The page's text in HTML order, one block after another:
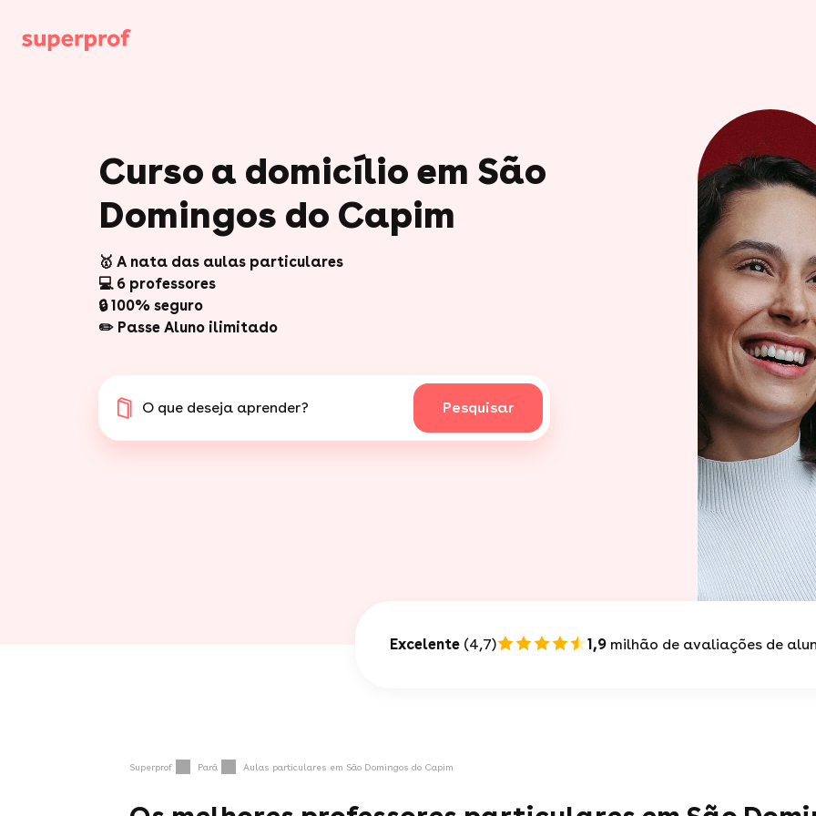
Curso a domicílio em São
Domingos do Capim
🥇 A nata das aulas particulares
💻 6 professores
🔒 100% seguro
✏️ Passe Aluno ilimitado
O que deseja aprender? Pesquisar
Excelente (4,7) 1,9 milhão de avaliações de
Superprof Pará Aulas particulares em São Domingos do Capim